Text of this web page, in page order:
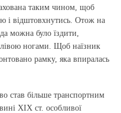
таким чином, щоб
і відштовхнутись. Отож на
можна було їздити,
ногами. Щоб наїзник
рамку, яка впиралась
став більше транспортним
ХІХ ст. особливої